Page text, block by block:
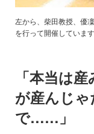
左から、柴田教授、優
を行って開催しています
「本当は
が産んじ
で……」